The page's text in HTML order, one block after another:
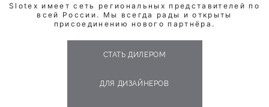
Slotex имеет сеть региональных представителей по
всей России. Мы всегда рады и открыты
присоединению нового партнёра.
СТАТЬ ДИЛЕРОМ
ДЛЯ ДИЗАЙНЕРОВ